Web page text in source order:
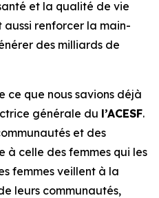
et la qualité de vie
aussi renforcer la main-
des milliards de
ce que nous savions déjà
générale du l’ACESF.
et des
à celle des femmes qui les
femmes veillent à la
leurs communautés,